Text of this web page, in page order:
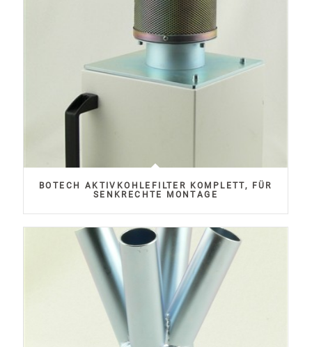
BOTECH AKTIVKOHLEFILTER KOMPLETT, FÜR
SENKRECHTE MONTAGE